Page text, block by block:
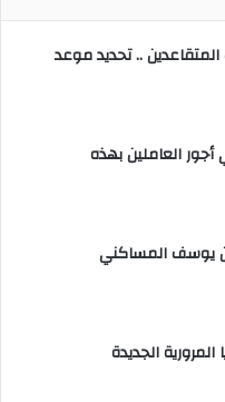
.. تحديد موعد
العاملين بهذه
يوسف المساكني
الجديدة